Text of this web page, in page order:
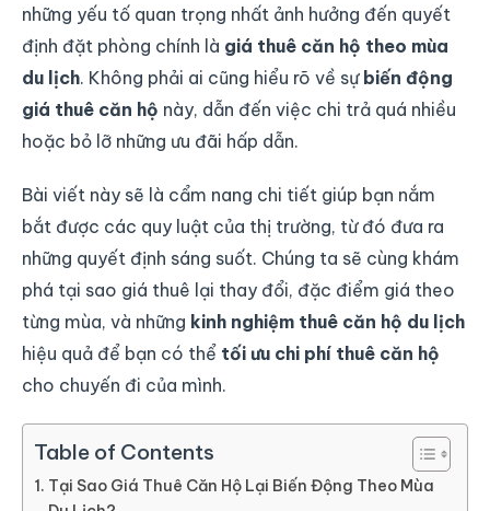
những yếu tố quan trọng nhất ảnh hưởng đến quyết
định đặt phòng chính là giá thuê căn hộ theo mùa
du lịch. Không phải ai cũng hiểu rõ về sự biến động
giá thuê căn hộ này, dẫn đến việc chi trả quá nhiều
hoặc bỏ lỡ những ưu đãi hấp dẫn.
Bài viết này sẽ là cẩm nang chi tiết giúp bạn nắm
bắt được các quy luật của thị trường, từ đó đưa ra
những quyết định sáng suốt. Chúng ta sẽ cùng khám
phá tại sao giá thuê lại thay đổi, đặc điểm giá theo
từng mùa, và những kinh nghiệm thuê căn hộ du lịch
hiệu quả để bạn có thể tối ưu chi phí thuê căn hộ
cho chuyến đi của mình.
Table of Contents
Tại Sao Giá Thuê Căn Hộ Lại Biến Động Theo Mùa